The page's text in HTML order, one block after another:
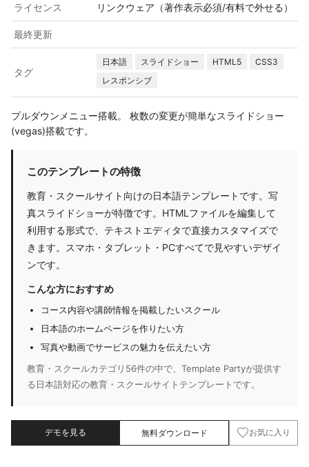
ライセンス リンクウェア（著作表示必須/有料で外せる）
最終更新
タグ
日本語 スライドショー HTML5
CSS3
レスポンシブ
プルダウンメニュー搭載。 枚数の変更が簡単なスライドショー
(vegas)搭載です。
このテンプレートの特徴
教育・スクールサイト向けの日本語テンプレートです。写
真スライドショーが特徴です。HTMLファイルを編集して
利用する形式で、テキストエディタで直接カスタマイズで
きます。スマホ・タブレット・PCすべてで見やすいデザイ
ンです。
こんな方におすすめ
コース内容や講師情報を掲載したいスクール
日本語のホームページを作りたい方
写真や動画でサービスの魅力を伝えたい方
教育・スクールカテゴリ56件の中で、Template Partyが提供す
る日本語対応の教育・スクールサイトテンプレートです。
デモを見る 無料ダウンロード お気に入り